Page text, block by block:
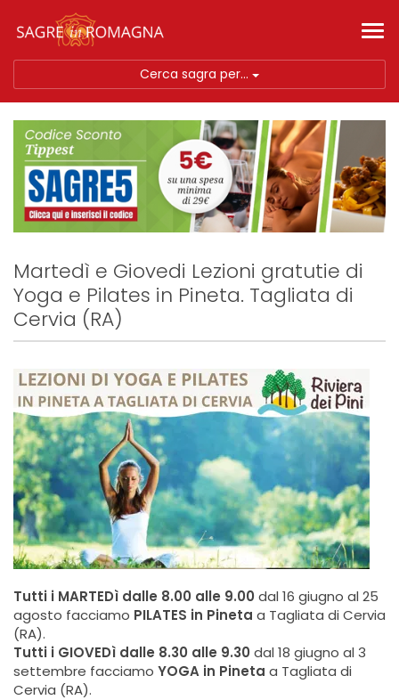
Cerca sagra per...
Martedì e Giovedi Lezioni gratutie di
Yoga e Pilates in Pineta. Tagliata di
Cervia (RA)
Tutti i MARTEDì dalle 8.00 alle 9.00 dal 16 giugno al 25
agosto facciamo PILATES in Pineta a Tagliata di Cervia
(RA).
Tutti i GIOVEDì dalle 8.30 alle 9.30 dal 18 giugno al 3
settembre facciamo YOGA in Pineta a Tagliata di
Cervia (RA).